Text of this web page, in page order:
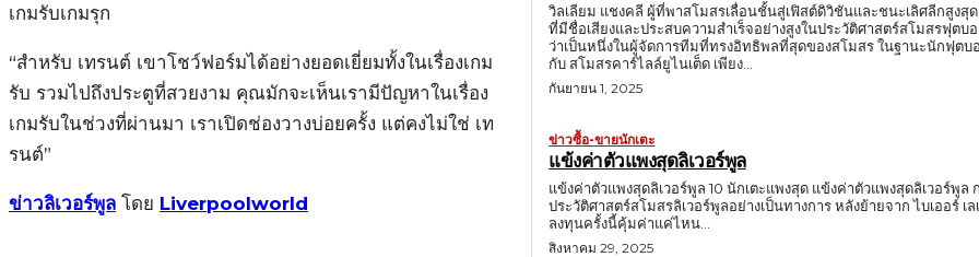
เกมรับเกมรุก
“สำหรับ เทรนต์ เขาโชว์ฟอร์มได้อย่างยอดเยี่ยมทั้งในเรื่องเกม
รับ รวมไปถึงประตูที่สวยงาม คุณมักจะเห็นเรามีปัญหาในเรื่อง
เกมรับในช่วงที่ผ่านมา เราเปิดช่องวางบ่อยครั้ง แต่คงไม่ใช่ เท
รนต์”
ข่าวลิเวอร์พูล โดย Liverpoolworld
วิลเลียม แชงคลี ผู้ที่พาสโมสรเลื่อนชั้นสู่เฟิสต์ดิวิชันและชนะเลิศลีกสูง
ที่มีชื่อเสียงและประสบความสำเร็จอย่างสูงในประวัติศาสตร์สโมสรฟุต
ว่าเป็นหนึ่งในผู้จัดการทีมที่ทรงอิทธิพลที่สุดของสโมสร ในฐานะนักฟุตบอล แชงคลีเล่นในตำแหน่งวิงฮาร์ปฝั่งขวา (ตำแหน่งที่ปัจจุบันไม่มีแล้ว) เริ่มต้น
กับ สโมสรคาร์ไลล์ยูไนเต็ด เพียง...
กันยายน 1, 2025
ข่าวซื้อ-ขายนักเตะ
แข้งค่าตัวแพงสุดลิเวอร์พูล
แข้งค่าตัวแพงสุดลิเวอร์พูล 10 นักเตะแพงสุด แข้งค่าตัวแพงสุดลิเวอร์พู
ประวัติศาสตร์สโมสรลิเวอร์พูลอย่างเป็นทางการ หลังย้ายจาก ไบเออร์ เลเวอร์คูเซ่น มาด้วย
ลงทุนครั้งนี้คุ้มค่าแค่ไหน...
สิงหาคม 29, 2025